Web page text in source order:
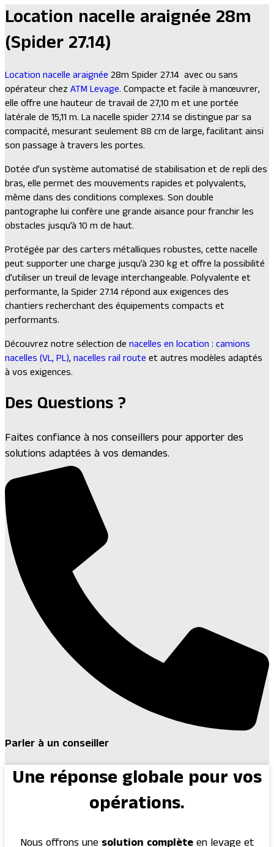
Location nacelle araignée 28m
(Spider 27.14)
Location nacelle araignée 28m Spider 27.14 avec ou sans
opérateur chez ATM Levage. Compacte et facile à manœuvrer,
elle offre une hauteur de travail de 27,10 m et une portée
latérale de 15,11 m. La nacelle spider 27.14 se distingue par sa
compacité, mesurant seulement 88 cm de large, facilitant ainsi
son passage à travers les portes.
Dotée d’un système automatisé de stabilisation et de repli des
bras, elle permet des mouvements rapides et polyvalents,
même dans des conditions complexes. Son double
pantographe lui confère une grande aisance pour franchir les
obstacles jusqu’à 10 m de haut.
Protégée par des carters métalliques robustes, cette nacelle
peut supporter une charge jusqu’à 230 kg et offre la possibilité
d’utiliser un treuil de levage interchangeable. Polyvalente et
performante, la Spider 27.14 répond aux exigences des
chantiers recherchant des équipements compacts et
performants.
Découvrez notre sélection de nacelles en location : camions
nacelles (VL, PL), nacelles rail route et autres modèles adaptés
à vos exigences.
Des Questions ?
Faites confiance à nos conseillers pour apporter des
solutions adaptées à vos demandes.
Parler à un conseiller
Une réponse globale pour vos
opérations.
Nous offrons une solution complèteen levage et